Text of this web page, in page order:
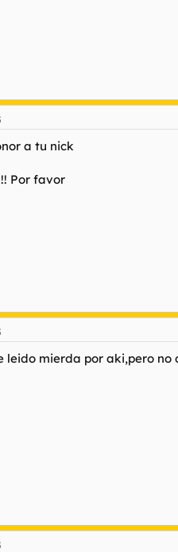
a tu nick
Por favor
leido mierda por aki,pero no